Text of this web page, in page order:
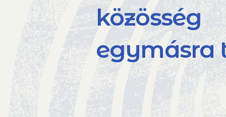
közösség
egymásra